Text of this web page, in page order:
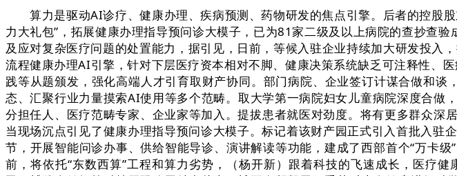
算力是驱动AI诊疗、健康办理、疾病预测、药物研发的焦点引擎。后者的控股
力大礼包”，拓展健康办理指导预问诊大模子，已为81家二级及以上病院的查抄查
及应对复杂医疗问题的处置能力，据引见，日前，等候入驻企业持续加大研发投入
流程健康办理AI引擎，针对下层医疗资本相对不脚、健康决策系统缺乏可注释性、
践等从题颁发，强化高端人才引育取财产协同。部门病院、企业签订计谋合做和
态、汇聚行业力量摸索AI使用等多个范畴。取大学第一病院妇女儿童病院深度合
分担任人、医疗范畴专家、企业家等加入。提拔患者就医对劲度。将有更多群众
当现场沉点引见了健康办理指导预问诊大模子。标记着该财产园正式引入首批入驻
节，开展智能问诊办事、供给智能导诊、演讲解读等功能，建成了西部首个“万卡
前，将依托“东数西算”工程和算力劣势，（杨开新）跟着科技的飞速成长，医疗